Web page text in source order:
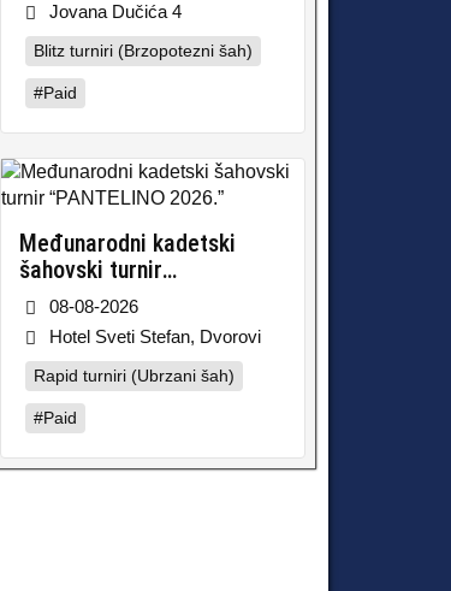
Jovana Dučića 4
Blitz turniri (Brzopotezni šah)
#Paid
Međunarodni kadetski
šahovski turnir
“PANTELINO 2026.”
08-08-2026
Hotel Sveti Stefan, Dvorovi
Rapid turniri (Ubrzani šah)
#Paid